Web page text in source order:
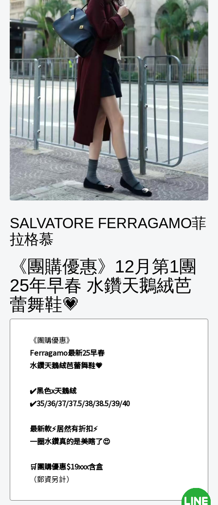
SALVATORE FERRAGAMO菲
拉格慕
《團購優惠》12月第1團
25年早春 水鑽天鵝絨芭
蕾舞鞋💗
《團購優惠》
Ferragamo最新25早春
水鑽天鵝絨芭蕾舞鞋💗
✔️黑色x天鵝絨
✔️35/36/37/37.5/38/38.5/39/40
最新款⚡️居然有折扣⚡️
一圈水鑽真的是美瞎了😍
🛒團購優惠$19xxx含盒
（郵資另計）